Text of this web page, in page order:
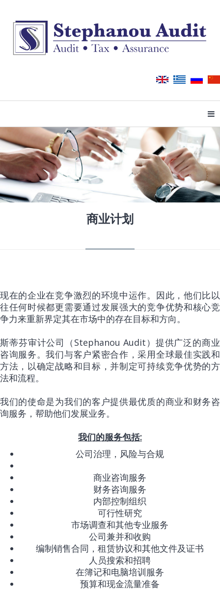
商业计划
现在的企业在竞争激烈的环境中运作。因此，他们比以
往任何时候都更需要通过发展强大的竞争优势和核心竞
争力来重新界定其在市场中的存在目标和方向。
斯蒂芬审计公司（Stephanou Audit）提供广泛的商业
咨询服务。我们与客户紧密合作，采用全球最佳实践和
方法，以确定战略和目标，并制定可持续竞争优势的方
法和流程。
我们的使命是为我们的客户提供最优质的商业和财务咨
询服务，帮助他们发展业务。
我们的服务包括:
公司治理，风险与合规
商业咨询服务
财务咨询服务
内部控制组织
可行性研究
市场调查和其他专业服务
公司兼并和收购
编制销售合同，租赁协议和其他文件及证书
人员搜索和招聘
在簿记和电脑培训服务
预算和现金流量准备